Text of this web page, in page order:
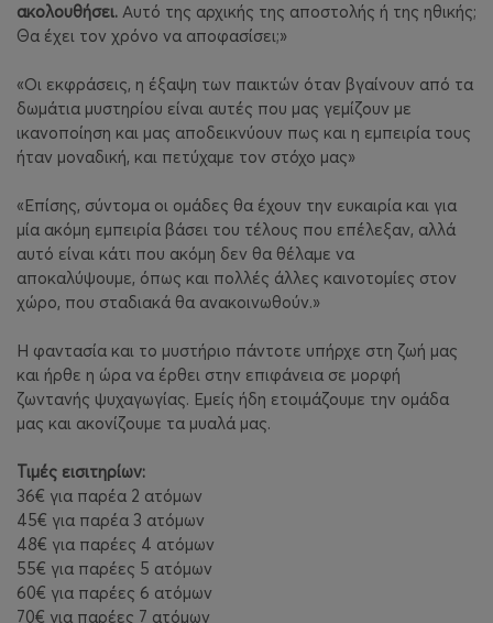
ακολουθήσει. Αυτό της αρχικής της αποστολής ή της ηθικής;
Θα έχει τον χρόνο να αποφασίσει;»
«Οι εκφράσεις, η έξαψη των παικτών όταν βγαίνουν από τα
δωμάτια μυστηρίου είναι αυτές που μας γεμίζουν με
ικανοποίηση και μας αποδεικνύουν πως και η εμπειρία τους
ήταν μοναδική, και πετύχαμε τον στόχο μας»
«Επίσης, σύντομα οι ομάδες θα έχουν την ευκαιρία και για
μία ακόμη εμπειρία βάσει του τέλους που επέλεξαν, αλλά
αυτό είναι κάτι που ακόμη δεν θα θέλαμε να
αποκαλύψουμε, όπως και πολλές άλλες καινοτομίες στον
χώρο, που σταδιακά θα ανακοινωθούν.»
Η φαντασία και το μυστήριο πάντοτε υπήρχε στη ζωή μας
και ήρθε η ώρα να έρθει στην επιφάνεια σε μορφή
ζωντανής ψυχαγωγίας. Εμείς ήδη ετοιμάζουμε την ομάδα
μας και ακονίζουμε τα μυαλά μας.
Τιμές εισιτηρίων:
36€ για παρέα 2 ατόμων
45€ για παρέα 3 ατόμων
48€ για παρέες 4 ατόμων
55€ για παρέες 5 ατόμων
60€ για παρέες 6 ατόμων
70€ για παρέες 7 ατόμων